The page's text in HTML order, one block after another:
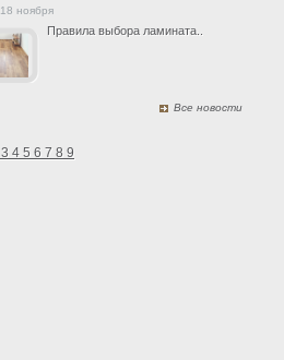
18 ноября
Правила выбора ламината..
Все новости
3 4 5 6 7 8 9